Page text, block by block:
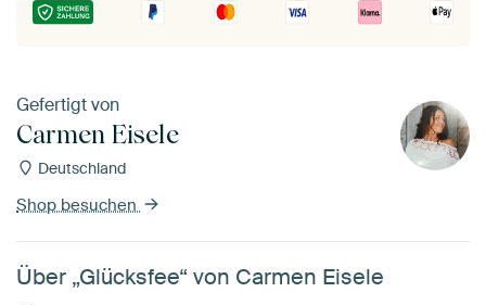
Gefertigt von
Carmen Eisele
Deutschland
Shop besuchen
Über „Glücksfee“ von Carmen Eisele